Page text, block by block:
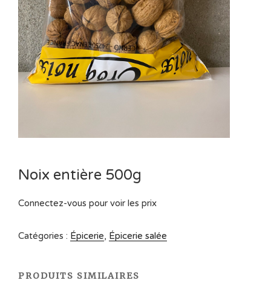
Noix entière 500g
Connectez-vous pour voir les prix
Catégories : Épicerie, Épicerie salée
PRODUITS SIMILAIRES